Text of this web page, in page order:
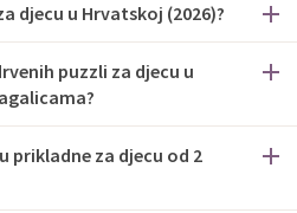
djecu u Hrvatskoj (2026)?
puzzli za djecu u
prikladne za djecu od 2